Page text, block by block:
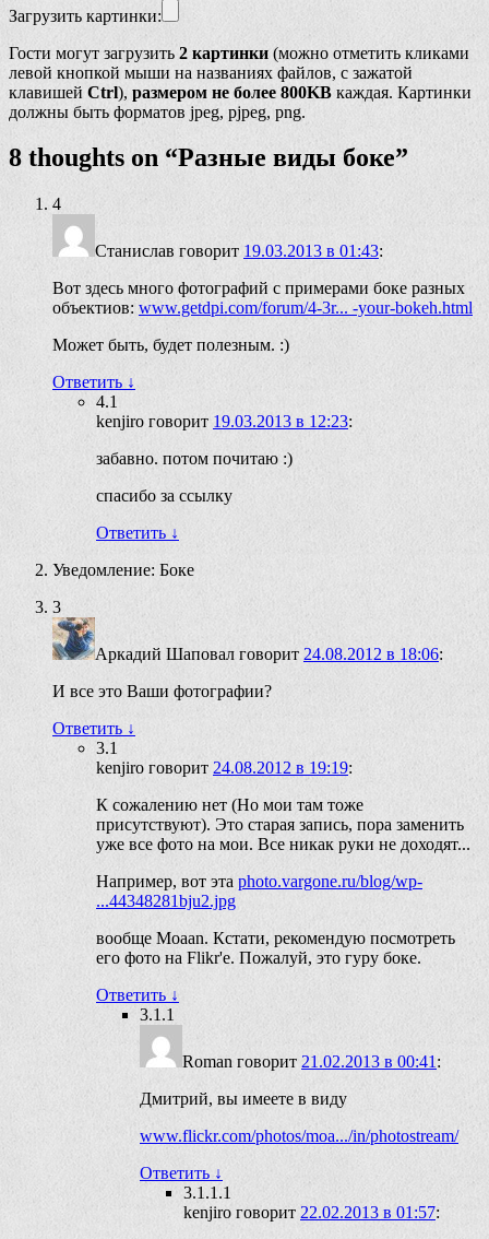
Загрузить картинки:
Гости могут загрузить 2 картинки (можно отметить кликами
левой кнопкой мыши на названиях файлов, с зажатой
клавишей Ctrl), размером не более 800KB каждая. Картинки
должны быть форматов jpeg, pjpeg, png.
8 thoughts on “Разные виды боке”
4
Станислав говорит 19.03.2013 в 01:43:
Вот здесь много фотографий с примерами боке разных
объектиов: www.getdpi.com/forum/4-3r... -your-bokeh.html
Может быть, будет полезным. :)
Ответить ↓
4.1
kenjiro говорит 19.03.2013 в 12:23:
забавно. потом почитаю :)
спасибо за ссылку
Ответить ↓
Уведомление: Боке
3
Аркадий Шаповал говорит 24.08.2012 в 18:06:
И все это Ваши фотографии?
Ответить ↓
3.1
kenjiro говорит 24.08.2012 в 19:19:
К сожалению нет (Но мои там тоже
присутствуют). Это старая запись, пора заменить
уже все фото на мои. Все никак руки не доходят...
Например, вот эта photo.vargone.ru/blog/wp-
...44348281bju2.jpg
вообще Moaan. Кстати, рекомендую посмотреть
его фото на Flikr'e. Пожалуй, это гуру боке.
Ответить ↓
3.1.1
Roman говорит 21.02.2013 в 00:41 :
Дмитрий, вы имеете в виду
www.flickr.com/photos/moa.../in/photostream/
Ответить ↓
3.1.1.1
kenjiro говорит 22.02.2013 в 01:57: